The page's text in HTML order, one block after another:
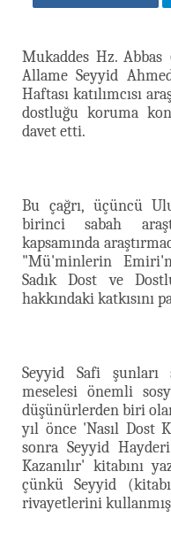
Mukaddes Hz.
Allame Seyyid
Haftası katılımcısı
dostluğu koruma
davet etti.
Bu çağrı, üçüncü
birinci sabah
kapsamında
"Mü'minlerin
Sadık Dost ve
hakkındaki katkısını
Seyyid Safi
meselesi önemli
düşünürlerden biri
yıl önce 'Nasıl Dost
sonra Seyyid
Kazanılır' kitabını
çünkü Seyyid
rivayetlerini